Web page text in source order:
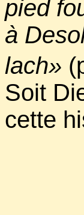
pied
à
lach»
Soit
cette